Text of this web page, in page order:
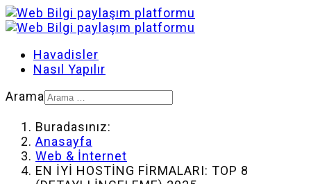
Havadisler
Nasıl Yapılır
Arama
Buradasınız:
Anasayfa
Web & İnternet
EN İYİ HOSTİNG FİRMALARI: TOP 8